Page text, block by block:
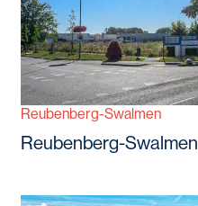
Reubenberg-Swalmen
Reubenberg-Swalmen